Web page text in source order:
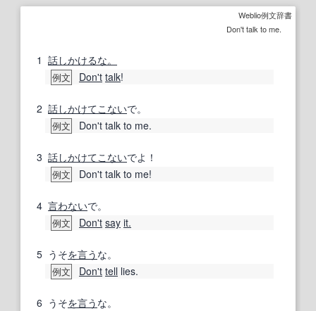
Weblio例文辞書
Don't talk to me.
1 話しかけるな。
例文 Don't talk!
2 話しかけてこないで。
例文 Don't talk to me.
3 話しかけてこないでよ！
例文 Don't talk to me!
4 言わないで。
例文 Don't say it.
5 うそを言う な。
例文 Don't tell lies.
6 うそを言う な。